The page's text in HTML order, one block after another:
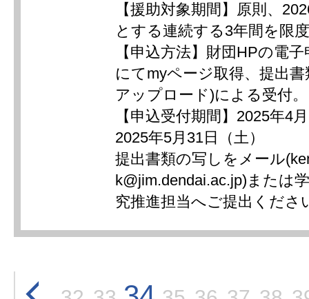
【援助対象期間】原則、
とする連続する3年間を限
【申込方法】財団HPの電
にてmyページ取得、提出
アップロード)による受付。
【申込受付期間】2025年4
2025年5月31日（土）
提出書類の写しをメール
k@jim.dendai.ac.jp)または
究推進担当へご提出くださ